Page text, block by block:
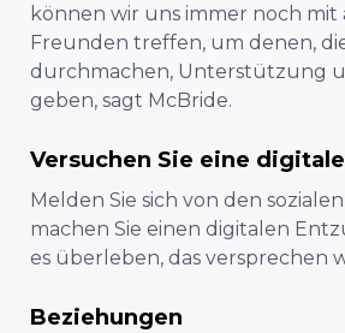
können wir uns immer noch
Freunden treffen, um denen,
durchmachen, Unterstützung
geben, sagt McBride.
Versuchen Sie eine
Melden Sie sich von den
machen Sie einen digitalen
es überleben, das versprechen
Beziehungen